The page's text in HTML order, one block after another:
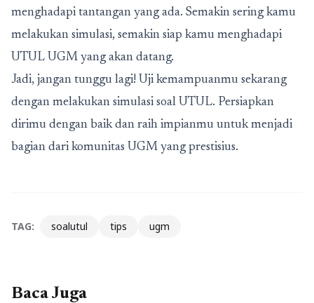
menghadapi tantangan yang ada. Semakin sering kamu
melakukan simulasi, semakin siap kamu menghadapi
UTUL UGM yang akan datang.
Jadi, jangan tunggu lagi! Uji kemampuanmu sekarang
dengan melakukan simulasi soal UTUL. Persiapkan
dirimu dengan baik dan raih impianmu untuk menjadi
bagian dari komunitas UGM yang prestisius.
TAG: soalutul tips ugm
Baca Juga